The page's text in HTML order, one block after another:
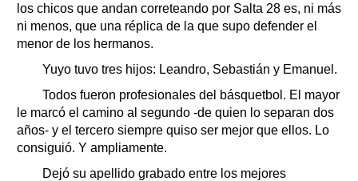
los chicos que andan correteando por Salta 28 es, ni más
ni menos, que una réplica de la que supo defender el
menor de los hermanos.
Yuyo tuvo tres hijos: Leandro, Sebastián y Emanuel.
Todos fueron profesionales del básquetbol. El mayor
le marcó el camino al segundo -de quien lo separan dos
años- y el tercero siempre quiso ser mejor que ellos. Lo
consiguió. Y ampliamente.
Dejó su apellido grabado entre los mejores